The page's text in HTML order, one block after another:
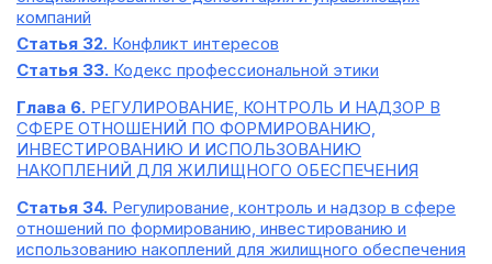
компаний
Статья 32. Конфликт интересов
Статья 33. Кодекс профессиональной этики
Глава 6. РЕГУЛИРОВАНИЕ, КОНТРОЛЬ И НАДЗОР В
СФЕРЕ ОТНОШЕНИЙ ПО ФОРМИРОВАНИЮ,
ИНВЕСТИРОВАНИЮ И ИСПОЛЬЗОВАНИЮ
НАКОПЛЕНИЙ ДЛЯ ЖИЛИЩНОГО ОБЕСПЕЧЕНИЯ
Статья 34. Регулирование, контроль и надзор в сфере
отношений по формированию, инвестированию и
использованию накоплений для жилищного обеспечения